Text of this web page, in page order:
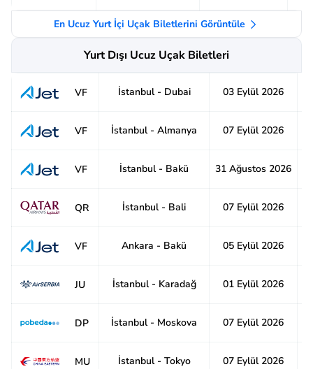
En Ucuz Yurt İçi Uçak Biletlerini Görüntüle
Yurt Dışı Ucuz Uçak Biletleri
VF İstanbul - Dubai 03 Eylül 2026
VF İstanbul - Almanya 07 Eylül 2026
VF İstanbul - Bakü 31 Ağustos 2026
QR İstanbul - Bali 07 Eylül 2026
VF Ankara - Bakü 05 Eylül 2026
JU İstanbul - Karadağ 01 Eylül 2026
DP İstanbul - Moskova 07 Eylül 2026
MU İstanbul - Tokyo 07 Eylül 2026